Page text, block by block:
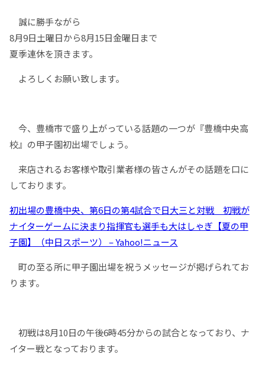
誠に勝手ながら
8月9日土曜日から8月15日金曜日まで
夏季連休を頂きます。
よろしくお願い致します。
今、豊橋市で盛り上がっている話題の一つが『豊橋中央高
校』の甲子園初出場でしょう。
来店されるお客様や取引業者様の皆さんがその話題を口に
しております。
初出場の豊橋中央、第6日の第4試合で日大三と対戦 初戦が
ナイターゲームに決まり指揮官も選手も大はしゃぎ【夏の甲
子園】（中日スポーツ） – Yahoo!ニュース
町の至る所に甲子園出場を祝うメッセージが掲げられてお
ります。
初戦は8月10日の午後6時45分からの試合となっており、ナ
イター戦となっております。